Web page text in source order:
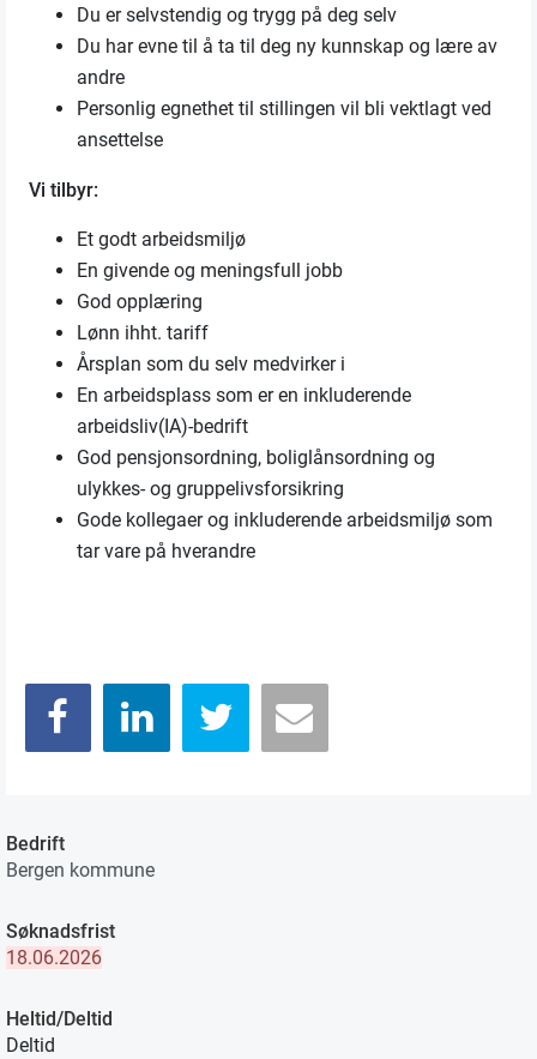
Du er selvstendig og trygg på deg selv
Du har evne til å ta til deg ny kunnskap og lære av
andre
Personlig egnethet til stillingen vil bli vektlagt ved
ansettelse
Vi tilbyr:
Et godt arbeidsmiljø
En givende og meningsfull jobb
God opplæring
Lønn ihht. tariff
Årsplan som du selv medvirker i
En arbeidsplass som er en inkluderende
arbeidsliv(IA)-bedrift
God pensjonsordning, boliglånsordning og
ulykkes- og gruppelivsforsikring
Gode kollegaer og inkluderende arbeidsmiljø som
tar vare på hverandre
Bedrift
Bergen kommune
Søknadsfrist
18.06.2026
Heltid/Deltid
Deltid